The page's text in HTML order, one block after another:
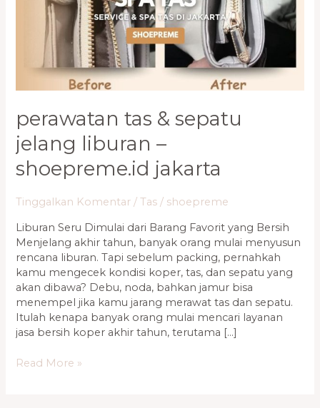
perawatan tas & sepatu
jelang liburan –
shoepreme.id jakarta
Tinggalkan Komentar /Tas / shoepreme
Liburan Seru Dimulai dari Barang Favorit yang Bersih
Menjelang akhir tahun, banyak orang mulai menyusun
rencana liburan. Tapi sebelum packing, pernahkah
kamu mengecek kondisi koper, tas, dan sepatu yang
akan dibawa? Debu, noda, bahkan jamur bisa
menempel jika kamu jarang merawat tas dan sepatu.
Itulah kenapa banyak orang mulai mencari layanan
jasa bersih koper akhir tahun, terutama […]
Liburan
Shoepreme.ID
Jakarta
Read More »